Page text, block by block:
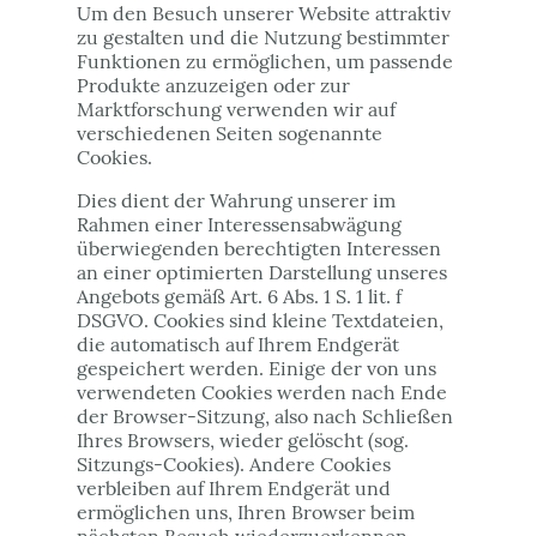
Um den Besuch unserer Website attraktiv
zu gestalten und die Nutzung bestimmter
Funktionen zu ermöglichen, um passende
Produkte anzuzeigen oder zur
Marktforschung verwenden wir auf
verschiedenen Seiten sogenannte
Cookies.
Dies dient der Wahrung unserer im
Rahmen einer Interessensabwägung
überwiegenden berechtigten Interessen
an einer optimierten Darstellung unseres
Angebots gemäß Art. 6 Abs. 1 S. 1 lit. f
DSGVO. Cookies sind kleine Textdateien,
die automatisch auf Ihrem Endgerät
gespeichert werden. Einige der von uns
verwendeten Cookies werden nach Ende
der Browser-Sitzung, also nach Schließen
Ihres Browsers, wieder gelöscht (sog.
Sitzungs-Cookies). Andere Cookies
verbleiben auf Ihrem Endgerät und
ermöglichen uns, Ihren Browser beim